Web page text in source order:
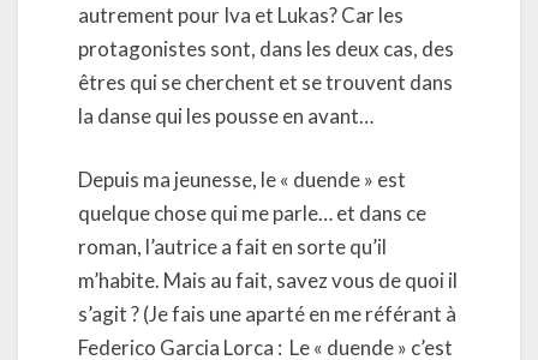
autrement pour Iva et Lukas? Car les
protagonistes sont, dans les deux cas, des
êtres qui se cherchent et se trouvent dans
la danse qui les pousse en avant…
Depuis ma jeunesse, le « duende » est
quelque chose qui me parle… et dans ce
roman, l’autrice a fait en sorte qu’il
m’habite. Mais au fait, savez vous de quoi il
s’agit ? (Je fais une aparté en me référant à
Federico Garcia Lorca : Le « duende » c’est